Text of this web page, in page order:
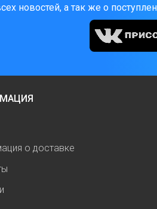
новостей, а так же о
о доставке